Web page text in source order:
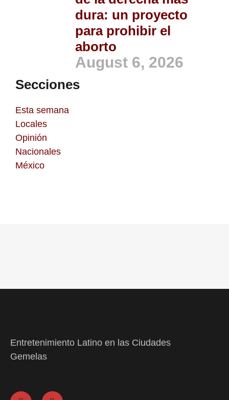
dura: un proyecto
para prohibir el
aborto
August 6, 2026
Secciones
Esta semana
Locales
Opinión
Nacionales
México
Entretenimiento Latino en las Ciudades
Gemelas